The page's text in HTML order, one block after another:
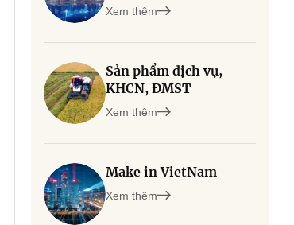
Xem thêm
Sản phẩm dịch vụ,
KHCN, ĐMST
Xem thêm
Make in VietNam
Xem thêm